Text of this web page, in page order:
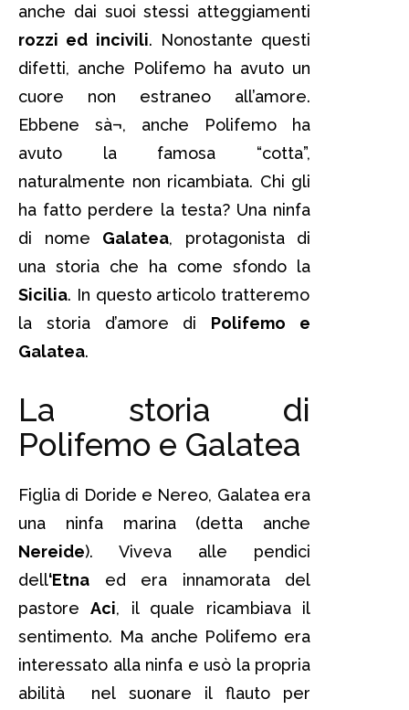
anche dai suoi stessi atteggiamenti
rozzi ed incivili. Nonostante questi
difetti, anche Polifemo ha avuto un
cuore non estraneo all’amore.
Ebbene sà¬, anche Polifemo ha
avuto la famosa “cotta”,
naturalmente non ricambiata. Chi gli
ha fatto perdere la testa? Una ninfa
di nome Galatea, protagonista di
una storia che ha come sfondo la
Sicilia. In questo articolo tratteremo
la storia d’amore di Polifemo e
Galatea.
La storia di
Polifemo e Galatea
Figlia di Doride e Nereo, Galatea era
una ninfa marina (detta anche
Nereide). Viveva alle pendici
dell‘Etna ed era innamorata del
pastoreAci, il quale ricambiava il
sentimento. Ma anche Polifemo era
interessato alla ninfa e usò la propria
abilità nel suonare il flauto per